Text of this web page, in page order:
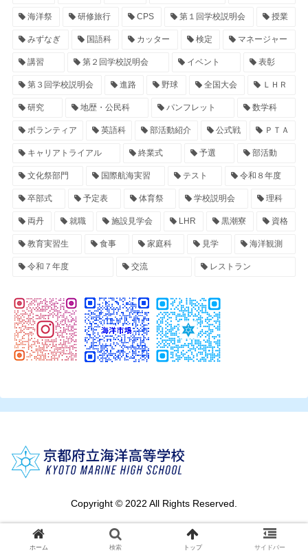
海洋祭 研修旅行 CPS 第１回学校説明会 授業
みずなぎ 国語科 カッター 検定 マネージャー
講習 第２回学校説明会 イベント 表彰
第３回学校説明会 進路 野球 全国大会 ＬＨＲ
研究 地歴・公民科 パンフレット 数学科
ボランティア 英語科 部活動紹介 公式戦 ＰＴＡ
キャリアトライアル 終業式 予選 部活動
文化祭部門 国際航海実習 テスト 令和８年度
卒部式 予定表 体育祭 学校説明会 理科
両丹 就職 施設見学会 LHR 黒潮寮 資格
教育実習生 食事 家庭科 見学 海洋観測
令和７年度 交流 レストラン
Copyright © 2022 All Rights Reserved.
ホーム 検索 トップ サイドバー